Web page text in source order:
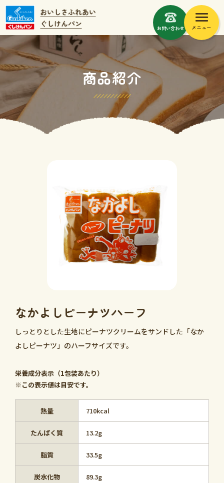
お問い合わせ メニュー
商品紹介
なかよしピーナツハーフ
しっとりとした生地にピーナツクリームをサンドした「なか
よしピーナツ」のハーフサイズです。
栄養成分表示（1包装あたり）
※この表示値は目安です。
熱量 710kcal
たんぱく質 13.2g
脂質 33.5g
炭水化物 89.3g